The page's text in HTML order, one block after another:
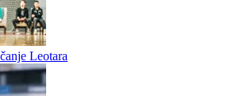
u dvije prijateljske utakmice
je svoja prva dva pojačanja za novu
U dvorove je stigao štoper Mićan
dok je iz redova Radnika došao...